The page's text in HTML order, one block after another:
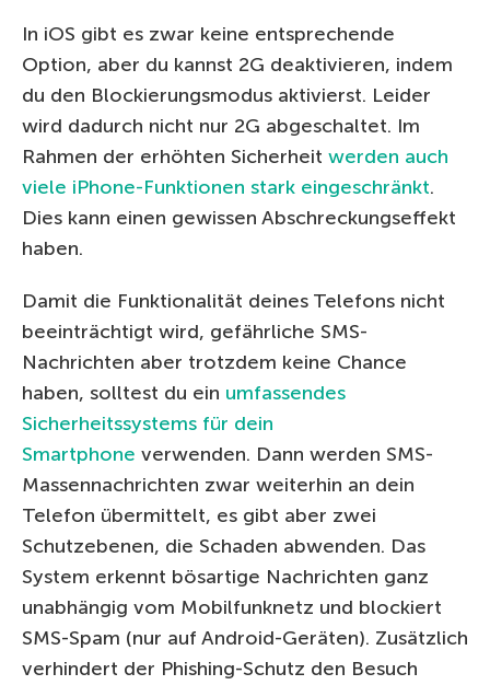
In iOS gibt es zwar keine entsprechende
Option, aber du kannst 2G deaktivieren, indem
du den Blockierungsmodus aktivierst. Leider
wird dadurch nicht nur 2G abgeschaltet. Im
Rahmen der erhöhten Sicherheit werden auch
viele iPhone-Funktionen stark eingeschränkt.
Dies kann einen gewissen Abschreckungseffekt
haben.
Damit die Funktionalität deines Telefons nicht
beeinträchtigt wird, gefährliche SMS-
Nachrichten aber trotzdem keine Chance
haben, solltest du ein umfassendes
Sicherheitssystems für dein
Smartphone verwenden. Dann werden SMS-
Massennachrichten zwar weiterhin an dein
Telefon übermittelt, es gibt aber zwei
Schutzebenen, die Schaden abwenden. Das
System erkennt bösartige Nachrichten ganz
unabhängig vom Mobilfunknetz und blockiert
SMS-Spam (nur auf Android-Geräten). Zusätzlich
verhindert der Phishing-Schutz den Besuch